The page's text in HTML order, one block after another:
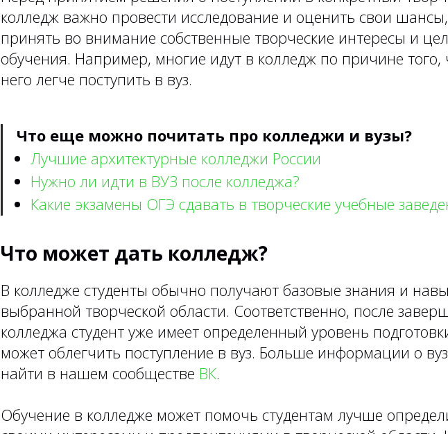
колледж важно провести исследование и оценить свои
принять во внимание собственные творческие интересы и
обучения. Например, многие идут в колледж по причине того,
него легче поступить в вуз.
Что еще можно почитать про колледжи и вузы?
Лучшие архитектурные колледжи России
Нужно ли идти в ВУЗ после колледжа?
Какие экзамены ОГЭ сдавать в творческие учебные
Что может дать колледж?
В колледже студенты обычно получают базовые знания и
выбранной творческой области. Соответственно, после
колледжа студент уже имеет определенный уровень
может облегчить поступление в вуз. Больше информации о
найти в нашем сообществе ВК.
Обучение в колледже может помочь студентам лучше